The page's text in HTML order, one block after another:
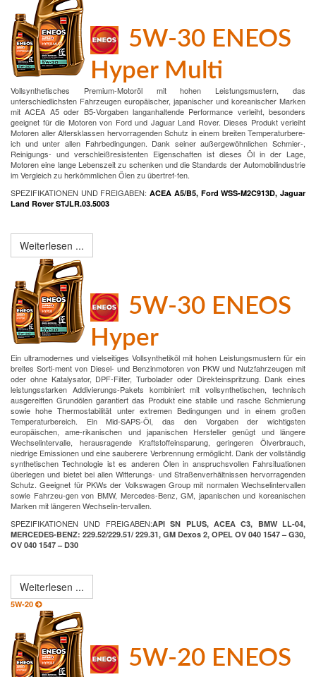
5W-30 ENEOS
Hyper Multi
Vollsynthetisches Premium-Motoröl mit hohen Leistungsmustern, das
unterschiedlichsten Fahrzeugen europäischer, japanischer und koreanischer Marken
mit ACEA A5 oder B5-Vorgaben langanhaltende Performance verleiht, besonders
geeignet für die Motoren von Ford und Jaguar Land Rover. Dieses Produkt verleiht
Motoren aller Altersklassen hervorragenden Schutz in einem breiten Temperaturbere-
ich und unter allen Fahrbedingungen. Dank seiner außergewöhnlichen Schmier-,
Reinigungs- und verschleißresistenten Eigenschaften ist dieses Öl in der Lage,
Motoren eine lange Lebenszeit zu schenken und die Standards der Automobilindustrie
im Vergleich zu herkömmlichen Ölen zu übertref-fen.
SPEZIFIKATIONEN UND FREIGABEN: ACEA A5/B5, Ford WSS-M2C913D, Jaguar
Land Rover STJLR.03.5003
Weiterlesen ...
5W-30 ENEOS
Hyper
Ein ultramodernes und vielseitiges Vollsynthetiköl mit hohen Leistungsmustern für ein
breites Sorti-ment von Diesel- und Benzinmotoren von PKW und Nutzfahrzeugen mit
oder ohne Katalysator, DPF-Filter, Turbolader oder Direkteinspritzung. Dank eines
leistungsstarken Addivierungs-Pakets kombiniert mit vollsynthetischen, technisch
ausgereiften Grundölen garantiert das Produkt eine stabile und rasche Schmierung
sowie hohe Thermostabilität unter extremen Bedingungen und in einem großen
Temperaturbereich. Ein Mid-SAPS-Öl, das den Vorgaben der wichtigsten
europäischen, ame-rikanischen und japanischen Hersteller genügt und längere
Wechselintervalle, herausragende Kraftstoffeinsparung, geringeren Ölverbrauch,
niedrige Emissionen und eine sauberere Verbrennung ermöglicht. Dank der vollständig
synthetischen Technologie ist es anderen Ölen in anspruchsvollen Fahrsituationen
überlegen und bietet bei allen Witterungs- und Straßenverhältnissen hervorragenden
Schutz. Geeignet für PKWs der Volkswagen Group mit normalen Wechselintervallen
sowie Fahrzeu-gen von BMW, Mercedes-Benz, GM, japanischen und koreanischen
Marken mit längeren Wechselin-tervallen.
SPEZIFIKATIONEN UND FREIGABEN:API SN PLUS, ACEA C3, BMW LL-04,
MERCEDES-BENZ: 229.52/229.51/ 229.31, GM Dexos 2, OPEL OV 040 1547 – G30,
OV 040 1547 – D30
Weiterlesen ...
5W-20
5W-20 ENEOS